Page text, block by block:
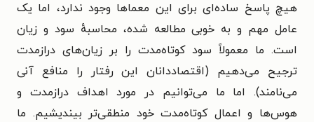
هیچ پاسخ ساده‌ای برای این معماها وجود ندارد، اما یک
عامل مهم و به خوبی مطالعه شده، محاسبهٔ سود و زیان
است. ما معمولاً سود کوتاه‌مدت را بر زیان‌های درازمدت
ترجیح می‌دهیم (اقتصاددانان این رفتار را منافع آنی
می‌نامند). اما ما می‌توانیم در مورد اهداف درازمدت و
هوس‌ها و اعمال کوتاه‌مدت خود منطقی‌تر بیندیشیم. ما